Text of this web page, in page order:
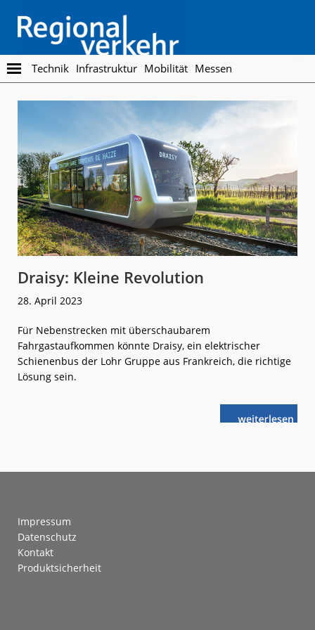
main
content
footer
Regionalverkehr
Die
Fachzeitschrift
Personennahverkehr
Technik Infrastruktur Mobilität Messen
Draisy: Kleine Revolution
28. April 2023
Für Nebenstrecken mit überschaubarem
Fahrgastaufkommen könnte Draisy, ein elektrischer
Schienenbus der Lohr Gruppe aus Frankreich, die richtige
Lösung sein.
weiterlese
nDraisy:
Impressum
Datenschutz
Kontakt
Produktsicherheit